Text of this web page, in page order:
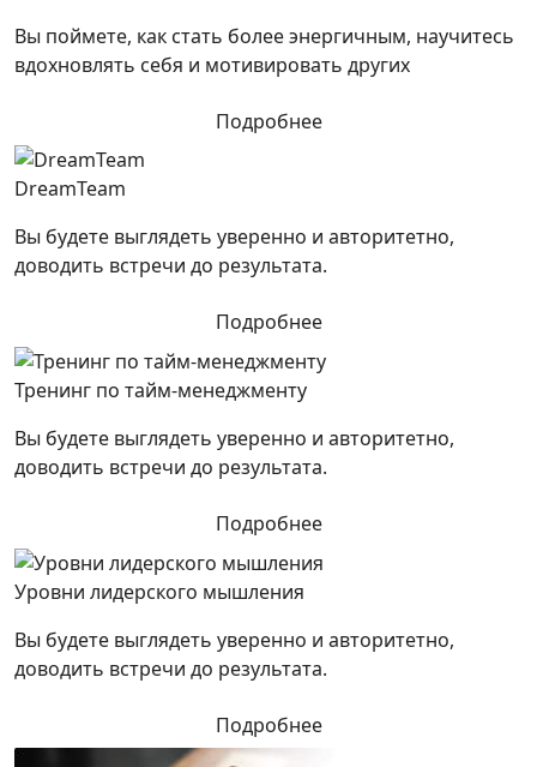
Вы поймете, как стать более энергичным, научитесь
вдохновлять себя и мотивировать других
Подробнее
DreamTeam
Вы будете выглядеть уверенно и авторитетно,
доводить встречи до результата.
Подробнее
Тренинг по тайм-менеджменту
Вы будете выглядеть уверенно и авторитетно,
доводить встречи до результата.
Подробнее
Уровни лидерского мышления
Вы будете выглядеть уверенно и авторитетно,
доводить встречи до результата.
Подробнее